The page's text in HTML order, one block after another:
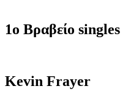
1ο Βραβείο singles
Kevin Frayer